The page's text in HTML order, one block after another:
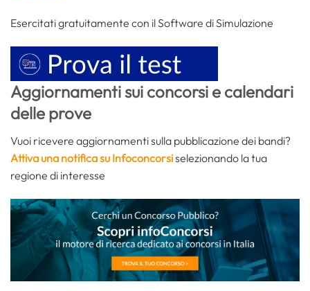
Esercitati gratuitamente con il Software di Simulazione
Aggiornamenti sui concorsi e calendari
delle prove
Vuoi ricevere aggiornamenti sulla pubblicazione dei bandi?
Attiva una notifica su Infoconcorsiselezionando la tua
regione di interesse